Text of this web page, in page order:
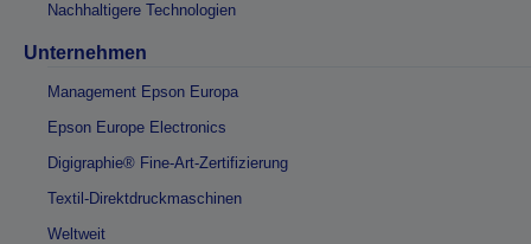
Nachhaltigere Technologien
Unternehmen
Management Epson Europa
Epson Europe Electronics
Digigraphie® Fine-Art-Zertifizierung
Textil-Direktdruckmaschinen
Weltweit